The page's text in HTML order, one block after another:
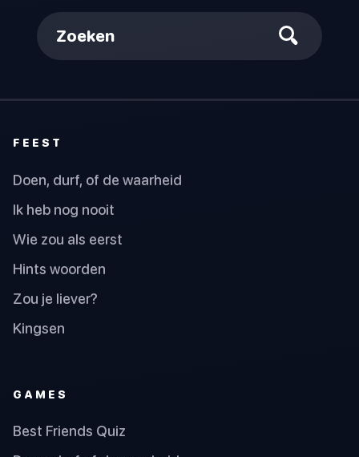
Zoeken
FEEST
Doen, durf, of de waarheid
Ik heb nog nooit
Wie zou als eerst
Hints woorden
Zou je liever?
Kingsen
GAMES
Best Friends Quiz